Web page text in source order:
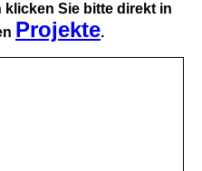
klicken Sie bitte direkt in
Projekte.